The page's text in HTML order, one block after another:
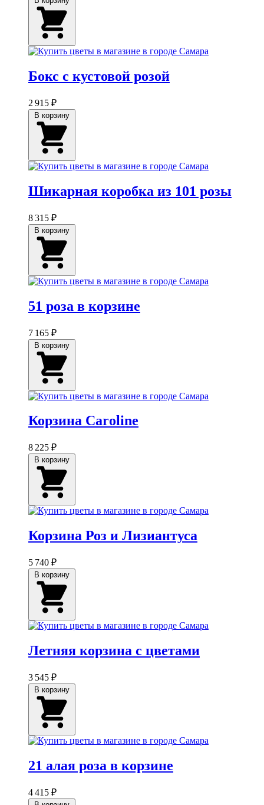
Бокс с кустовой розой
2 915 ₽
Шикарная коробка из 101 розы
8 315 ₽
51 роза в корзине
7 165 ₽
Корзина Caroline
8 225 ₽
Корзина Роз и Лизиантуса
5 740 ₽
Летняя корзина с цветами
3 545 ₽
21 алая роза в корзине
4 415 ₽